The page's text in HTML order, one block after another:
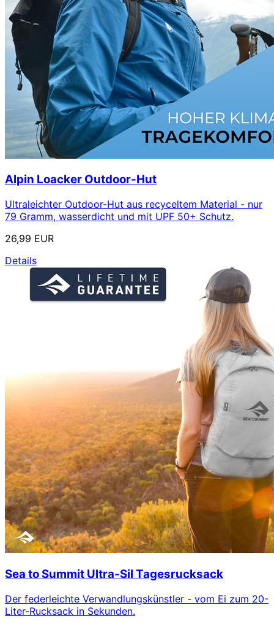
Alpin Loacker Outdoor-Hut
Ultraleichter Outdoor-Hut aus recyceltem Material - nur
79 Gramm, wasserdicht und mit UPF 50+ Schutz.
26,99 EUR
Details
Sea to Summit Ultra-Sil Tagesrucksack
Der federleichte Verwandlungskünstler - vom Ei zum 20-
Liter-Rucksack in Sekunden.